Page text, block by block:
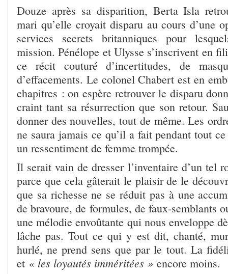
Douze après sa disparition, Berta Isla
mari qu’elle croyait disparu au cours d’une
services secrets britanniques pour
mission. Pénélope et Ulysse s’inscrivent en
ce récit couturé d’incertitudes, de
d’effacements. Le colonel Chabert est en
chapitres : on espère retrouver le disparu
craint tant sa résurrection que son retour.
donner des nouvelles, tout de même. Les
ne saura jamais ce qu’il a fait pendant tout
un ressentiment de femme trompée.
Il serait vain de dresser l’inventaire d’un tel
parce que cela gâterait le plaisir de le
que sa richesse ne se réduit pas à une
de bravoure, de formules, de faux-semblants
une mélodie envoûtante qui nous enveloppe
lâche pas. Tout ce qui y est dit, chanté,
hurlé, ne prend sens que par le tout. La
et « les loyautés imméritées » encore moins.